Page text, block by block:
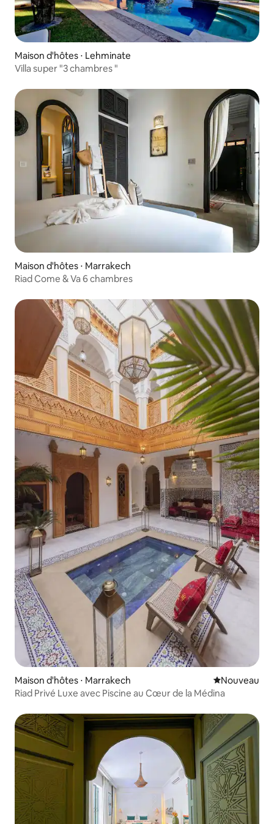
Maison d'hôtes ⋅ Lehminate
Villa super "3 chambres "
Maison d'hôtes ⋅ Marrakech
Riad Come & Va 6 chambres
Maison d'hôtes ⋅ Marrakech Nouvel
Nouveau
Riad Privé Luxe avec Piscine au Cœur de la Médina